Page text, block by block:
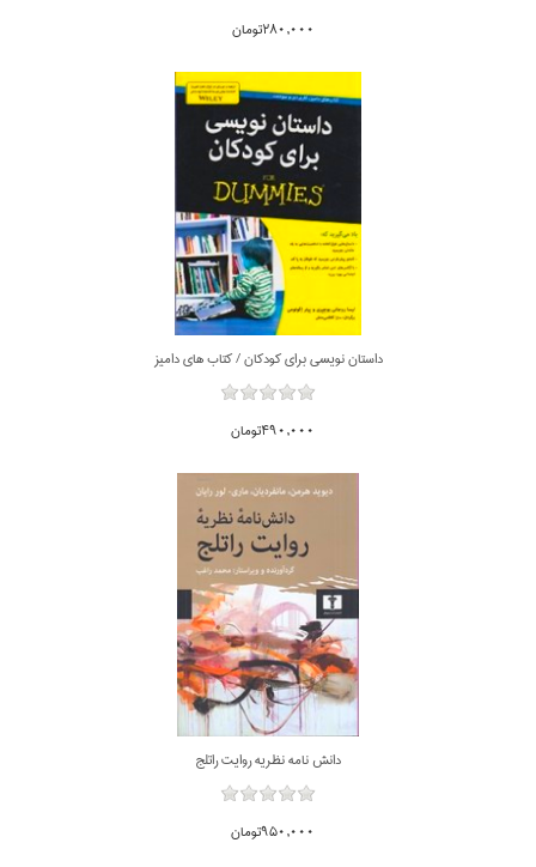
280,000تومان
داستان نويسي براي كودكان / كتاب هاي داميز
490,000تومان
دانش نامه نظريه روايت راتلج
950,000تومان